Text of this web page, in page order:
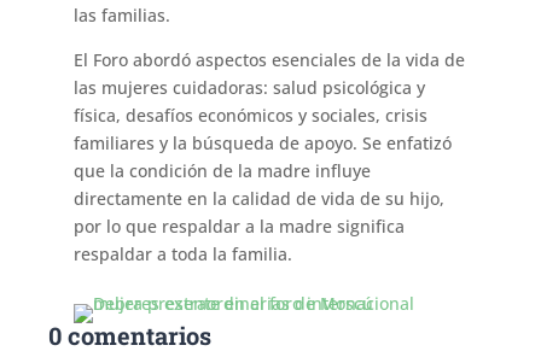
las familias.
El Foro abordó aspectos esenciales de la vida de
las mujeres cuidadoras: salud psicológica y
física, desafíos económicos y sociales, crisis
familiares y la búsqueda de apoyo. Se enfatizó
que la condición de la madre influye
directamente en la calidad de vida de su hijo,
por lo que respaldar a la madre significa
respaldar a toda la familia.
0 comentarios